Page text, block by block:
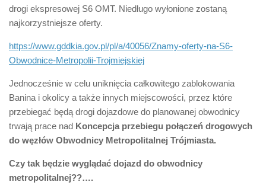
drogi ekspresowej S6 OMT. Niedługo wyłonione zostaną
najkorzystniejsze oferty.
https://www.gddkia.gov.pl/pl/a/40056/Znamy-oferty-na-S6-
Obwodnice-Metropolii-Trojmiejskiej
Jednocześnie w celu uniknięcia całkowitego zablokowania
Banina i okolicy a także innych miejscowości, przez które
przebiegać będą drogi dojazdowe do planowanej obwodnicy
trwają prace nad Koncepcja przebiegu połączeń drogowych
do węzłów Obwodnicy Metropolitalnej Trójmiasta.
Czy tak będzie wyglądać dojazd do obwodnicy
metropolitalnej??….